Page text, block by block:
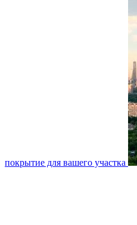
покрытие для вашего участка